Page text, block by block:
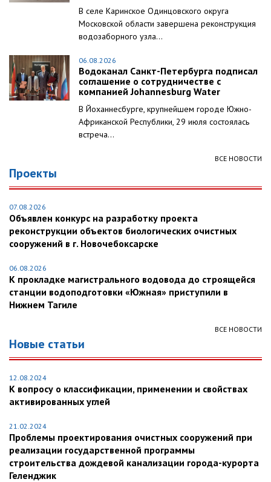
В селе Каринское Одинцовского округа
Московской области завершена реконструкция
водозаборного узла...
06.08.2026
Водоканал Санкт-Петербурга подписал
соглашение о сотрудничестве с
компанией Johannesburg Water
В Йоханнесбурге, крупнейшем городе Южно-
Африканской Республики, 29 июля состоялась
встреча...
ВСЕ НОВОСТИ
Проекты
07.08.2026
Объявлен конкурс на разработку проекта
реконструкции объектов биологических очистных
сооружений в г. Новочебоксарске
06.08.2026
К прокладке магистрального водовода до строящейся
станции водоподготовки «Южная» приступили в
Нижнем Тагиле
ВСЕ НОВОСТИ
Новые статьи
12.08.2024
К вопросу о классификации, применении и свойствах
активированных углей
21.02.2024
Проблемы проектирования очистных сооружений при
реализации государственной программы
строительства дождевой канализации города-курорта
Геленджик